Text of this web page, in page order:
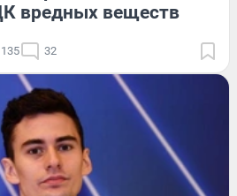
вредных веществ
32